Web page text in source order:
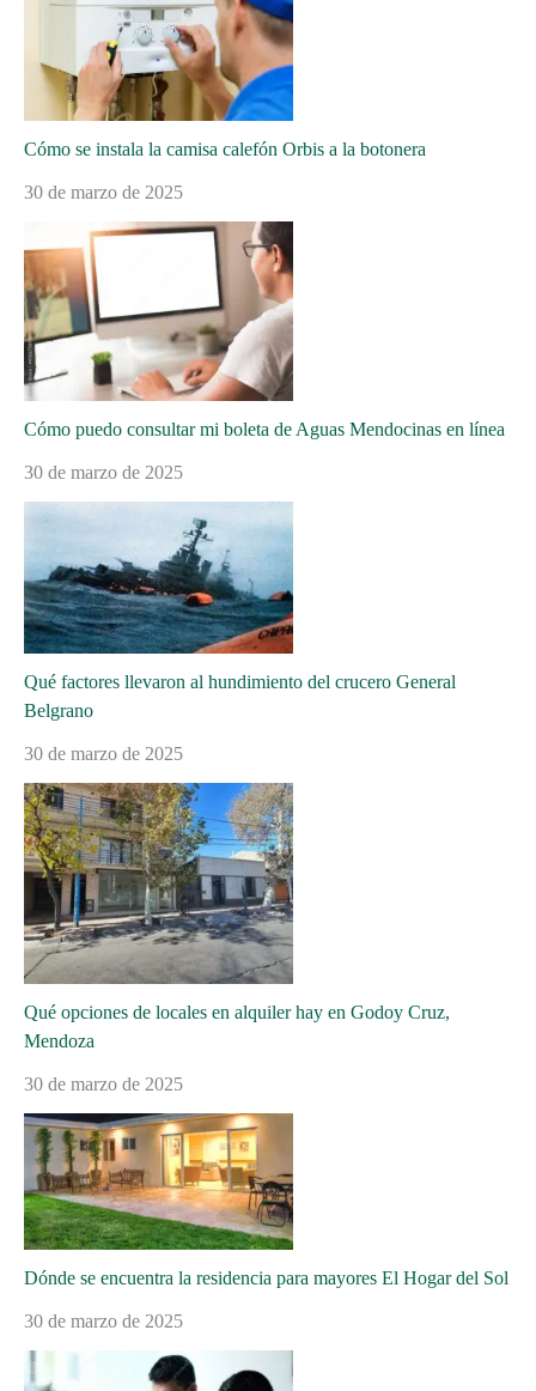
Cómo se instala la camisa calefón Orbis a la botonera
30 de marzo de 2025
Cómo puedo consultar mi boleta de Aguas Mendocinas en línea
30 de marzo de 2025
Qué factores llevaron al hundimiento del crucero General
Belgrano
30 de marzo de 2025
Qué opciones de locales en alquiler hay en Godoy Cruz,
Mendoza
30 de marzo de 2025
Dónde se encuentra la residencia para mayores El Hogar del Sol
30 de marzo de 2025